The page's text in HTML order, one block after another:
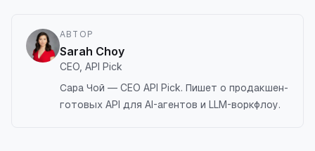
АВТОР
Sarah Choy
CEO, API Pick
Сара Чой — CEO API Pick. Пишет о продакшен-
готовых API для AI-агентов и LLM-воркфлоу.